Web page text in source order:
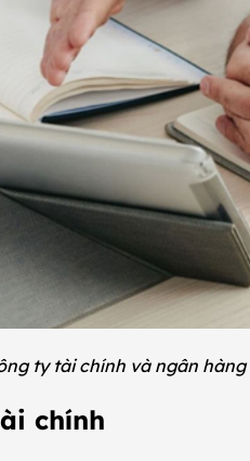
ty tài chính và ngân
chính